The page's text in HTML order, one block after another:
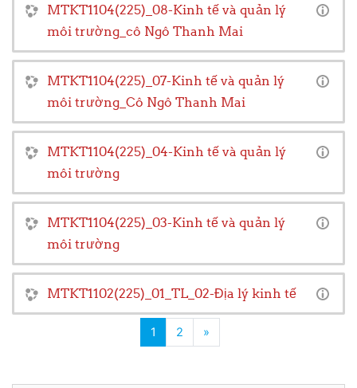
MTKT1104(225)_08-Kinh tế và quản lý
môi trường_cô Ngô Thanh Mai
MTKT1104(225)_07-Kinh tế và quản lý
môi trường_Cô Ngô Thanh Mai
MTKT1104(225)_04-Kinh tế và quản lý
môi trường
MTKT1104(225)_03-Kinh tế và quản lý
môi trường
MTKT1102(225)_01_TL_02-Địa lý kinh tế
1 (current)
2 »Next page